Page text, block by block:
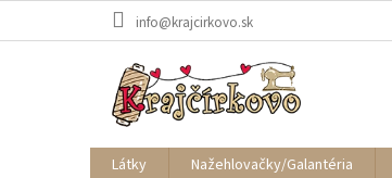
info@krajcirkovo.sk
Látky Nažehlovačky/Galantéria